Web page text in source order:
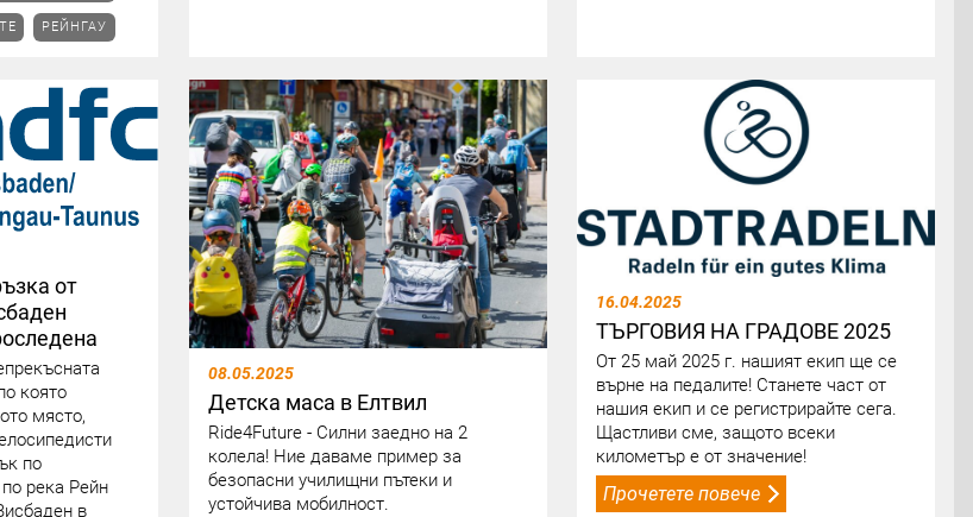
РЕЙНГАУ
от
която
място,
по
река Рейн
в
08.05.2025
Детска маса в Елтвил
Ride4Future - Силни заедно на 2
колела! Ние даваме пример за
безопасни училищни пътеки и
устойчива мобилност.
16.04.2025
ТЪРГОВИЯ НА ГРАДОВЕ 2025
От 25 май 2025 г. нашият екип ще се
върне на педалите! Станете част от
нашия екип и се регистрирайте сега.
Щастливи сме, защото всеки
километър е от значение!
Прочетете повече